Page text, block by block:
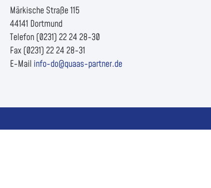
Märkische Straße 115
44141 Dortmund
Telefon (0231) 22 24 28-30
Fax (0231) 22 24 28-31
E-Mail info-do@quaas-partner.de